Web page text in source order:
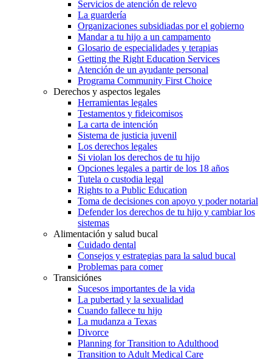
Servicios de atención de relevo
La guardería
Organizaciones subsidiadas por el gobierno
Mandar a tu hijo a un campamento
Glosario de especialidades y terapias
Getting the Right Education Services
Atención de un ayudante personal
Programa Community First Choice
Derechos y aspectos legales
Herramientas legales
Testamentos y fideicomisos
La carta de intención
Sistema de justicia juvenil
Los derechos legales
Si violan los derechos de tu hijo
Opciones legales a partir de los 18 años
Tutela o custodia legal
Rights to a Public Education
Toma de decisiones con apoyo y poder notarial
Defender los derechos de tu hijo y cambiar los
sistemas
Alimentación y salud bucal
Cuidado dental
Consejos y estrategias para la salud bucal
Problemas para comer
Transiciónes
Sucesos importantes de la vida
La pubertad y la sexualidad
Cuando fallece tu hijo
La mudanza a Texas
Divorce
Planning for Transition to Adulthood
Transition to Adult Medical Care